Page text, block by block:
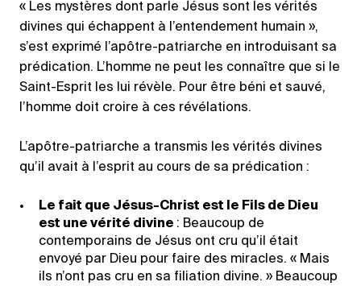
« Les mystères dont parle Jésus sont les vérités
divines qui échappent à l’entendement humain »,
s’est exprimé l’apôtre-patriarche en introduisant sa
prédication. L’homme ne peut les connaître que si le
Saint-Esprit les lui révèle. Pour être béni et sauvé,
l’homme doit croire à ces révélations.
L’apôtre-patriarche a transmis les vérités divines
qu’il avait à l’esprit au cours de sa prédication :
Le fait que Jésus-Christ est le Fils de Dieu
est une vérité divine : Beaucoup de
contemporains de Jésus ont cru qu’il était
envoyé par Dieu pour faire des miracles. « Mais
ils n’ont pas cru en sa filiation divine. » Beaucoup